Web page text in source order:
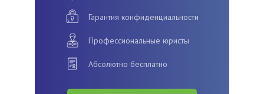
Гарантия конфиденциальности
Профессиональные юристы
Абсолютно бесплатно